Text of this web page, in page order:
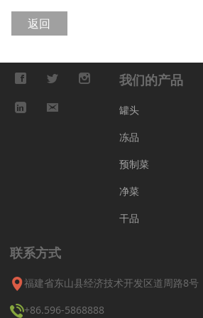
返回
我们的产品
罐头
冻品
预制菜
净菜
干品
联系方式
福建省东山县经济技术开发区道周路8号
+86.596-5868888